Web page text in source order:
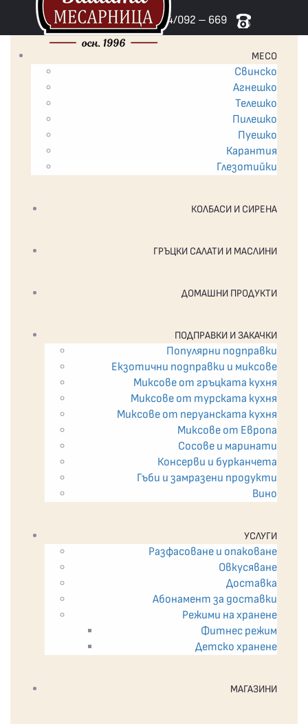
ПОРЪЧАЙТЕ НА ТЕЛ. 0894/092 – 669
МЕСО
Свинско
Агнешко
Телешко
Пилешко
Пуешко
Карантия
Глезотийки
КОЛБАСИ И СИРЕНА
ГРЪЦКИ САЛАТИ И МАСЛИНИ
ДОМАШНИ ПРОДУКТИ
ПОДПРАВКИ И ЗАКАЧКИ
Популярни подправки
Екзотични подпрaвки и миксове
Миксове от гръцката кухня
Миксове от турската кухня
Миксове от перуанската кухня
Миксове от Европа
Сосове и маринати
Консерви и бурканчета
Гъби и замразени продукти
Вино
УСЛУГИ
Разфасоване и опаковане
Овкусяване
Доставка
Абонамент за доставки
Режими на хранене
Фитнес режим
Детско хранене
МАГАЗИНИ